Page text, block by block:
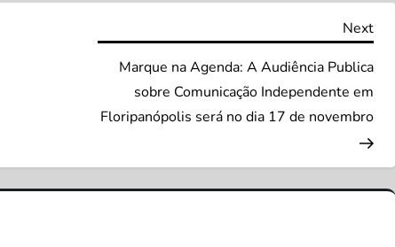
Next
Next
Marque na Agenda: A Audiência Publica
sobre Comunicação Independente em
Floripanópolis será no dia 17 de novembro